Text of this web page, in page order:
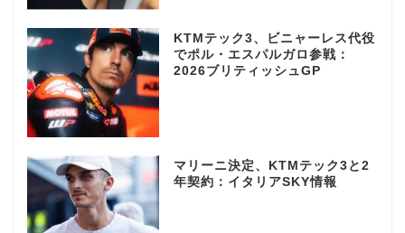
KTMテック3、ビニャーレス代役
でポル・エスパルガロ参戦：
2026ブリティッシュGP
マリーニ決定、KTMテック3と2
年契約：イタリアSKY情報